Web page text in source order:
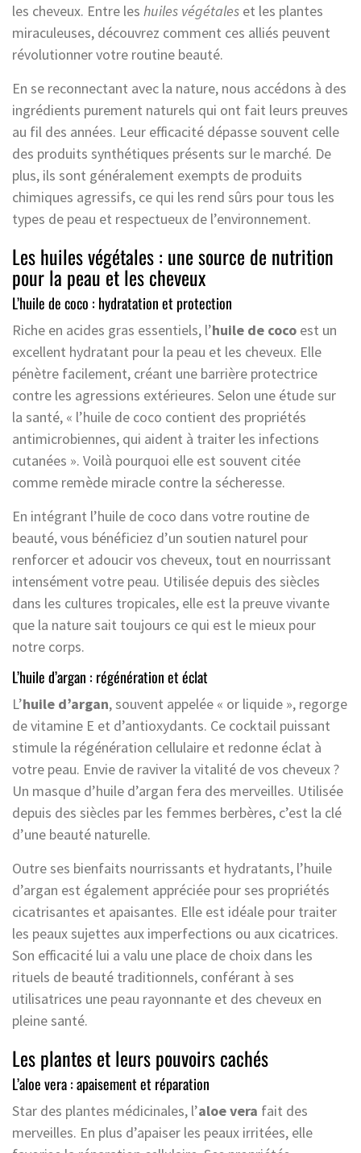
les cheveux. Entre les huiles végétales et les plantes
miraculeuses, découvrez comment ces alliés peuvent
révolutionner votre routine beauté.
En se reconnectant avec la nature, nous accédons à des
ingrédients purement naturels qui ont fait leurs preuves
au fil des années. Leur efficacité dépasse souvent celle
des produits synthétiques présents sur le marché. De
plus, ils sont généralement exempts de produits
chimiques agressifs, ce qui les rend sûrs pour tous les
types de peau et respectueux de l’environnement.
Les huiles végétales : une source de nutrition
pour la peau et les cheveux
L’huile de coco : hydratation et protection
Riche en acides gras essentiels, l’huile de coco est un
excellent hydratant pour la peau et les cheveux. Elle
pénètre facilement, créant une barrière protectrice
contre les agressions extérieures. Selon une étude sur
la santé, « l’huile de coco contient des propriétés
antimicrobiennes, qui aident à traiter les infections
cutanées ». Voilà pourquoi elle est souvent citée
comme remède miracle contre la sécheresse.
En intégrant l’huile de coco dans votre routine de
beauté, vous bénéficiez d’un soutien naturel pour
renforcer et adoucir vos cheveux, tout en nourrissant
intensément votre peau. Utilisée depuis des siècles
dans les cultures tropicales, elle est la preuve vivante
que la nature sait toujours ce qui est le mieux pour
notre corps.
L’huile d’argan : régénération et éclat
L’huile d’argan, souvent appelée « or liquide », regorge
de vitamine E et d’antioxydants. Ce cocktail puissant
stimule la régénération cellulaire et redonne éclat à
votre peau. Envie de raviver la vitalité de vos cheveux ?
Un masque d’huile d’argan fera des merveilles. Utilisée
depuis des siècles par les femmes berbères, c’est la clé
d’une beauté naturelle.
Outre ses bienfaits nourrissants et hydratants, l’huile
d’argan est également appréciée pour ses propriétés
cicatrisantes et apaisantes. Elle est idéale pour traiter
les peaux sujettes aux imperfections ou aux cicatrices.
Son efficacité lui a valu une place de choix dans les
rituels de beauté traditionnels, conférant à ses
utilisatrices une peau rayonnante et des cheveux en
pleine santé.
Les plantes et leurs pouvoirs cachés
L’aloe vera : apaisement et réparation
Star des plantes médicinales, l’aloe vera fait des
merveilles. En plus d’apaiser les peaux irritées, elle